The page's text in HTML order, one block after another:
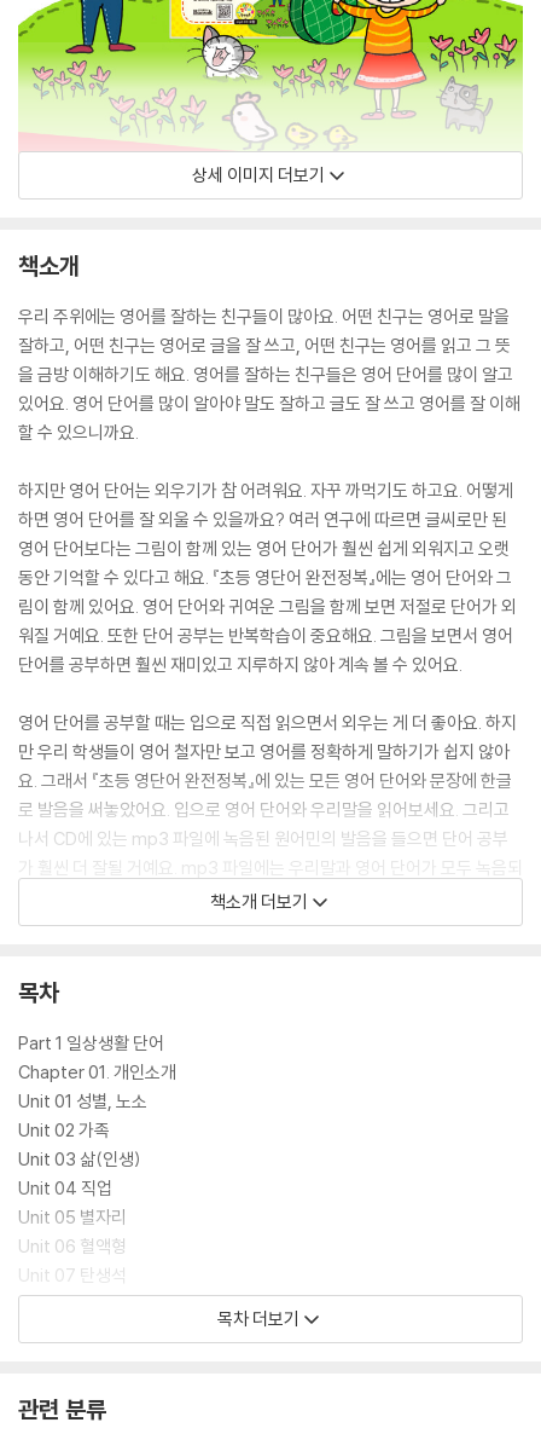
상세 이미지 더보기
책소개
우리 주위에는 영어를 잘하는 친구들이 많아요. 어떤 친구는 영어로 말을
잘하고, 어떤 친구는 영어로 글을 잘 쓰고, 어떤 친구는 영어를 읽고 그 뜻
을 금방 이해하기도 해요. 영어를 잘하는 친구들은 영어 단어를 많이 알고
있어요. 영어 단어를 많이 알아야 말도 잘하고 글도 잘 쓰고 영어를 잘 이해
할 수 있으니까요.
하지만 영어 단어는 외우기가 참 어려워요. 자꾸 까먹기도 하고요. 어떻게
하면 영어 단어를 잘 외울 수 있을까요? 여러 연구에 따르면 글씨로만 된
영어 단어보다는 그림이 함께 있는 영어 단어가 훨씬 쉽게 외워지고 오랫
동안 기억할 수 있다고 해요. 『초등 영단어 완전정복』에는 영어 단어와 그
림이 함께 있어요. 영어 단어와 귀여운 그림을 함께 보면 저절로 단어가 외
워질 거예요. 또한 단어 공부는 반복학습이 중요해요. 그림을 보면서 영어
단어를 공부하면 훨씬 재미있고 지루하지 않아 계속 볼 수 있어요.
영어 단어를 공부할 때는 입으로 직접 읽으면서 외우는 게 더 좋아요. 하지
만 우리 학생들이 영어 철자만 보고 영어를 정확하게 말하기가 쉽지 않아
요. 그래서 『초등 영단어 완전정복』에 있는 모든 영어 단어와 문장에 한글
로 발음을 써놓았어요. 입으로 영어 단어와 우리말을 읽어보세요. 그리고
나서 CD에 있는 mp3 파일에 녹음된 원어민의 발음을 들으면 단어 공부
가 훨씬 더 잘될 거예요. mp3 파일에는 우리말과 영어 단어가 모두 녹음되
어 있어서 듣기만 해도 단어 공부가 될 거예요.
들도 많이 있어요. 학교 공부 이상으로 영어를 잘하고 싶다 하는 마음이 있
입으로 읽고 귀로 듣다 보면 어느새 단어들이 머리에 쏙쏙 들어와 있을 거
예요. 자, 그럼 재미있는 『초등 영단어 완전정복』 속으로 들어가볼까요?
책소개 더보기
목차
Part 1 일상생활 단어
Chapter 01. 개인소개
Unit 01 성별, 노소
Unit 02 가족
Unit 03 삶(인생)
Unit 04 직업
Unit 05 별자리
Unit 06 혈액형
Unit 07 탄생석
Unit 08 성격
Unit 01 신체명
목차 더보기
관련 분류